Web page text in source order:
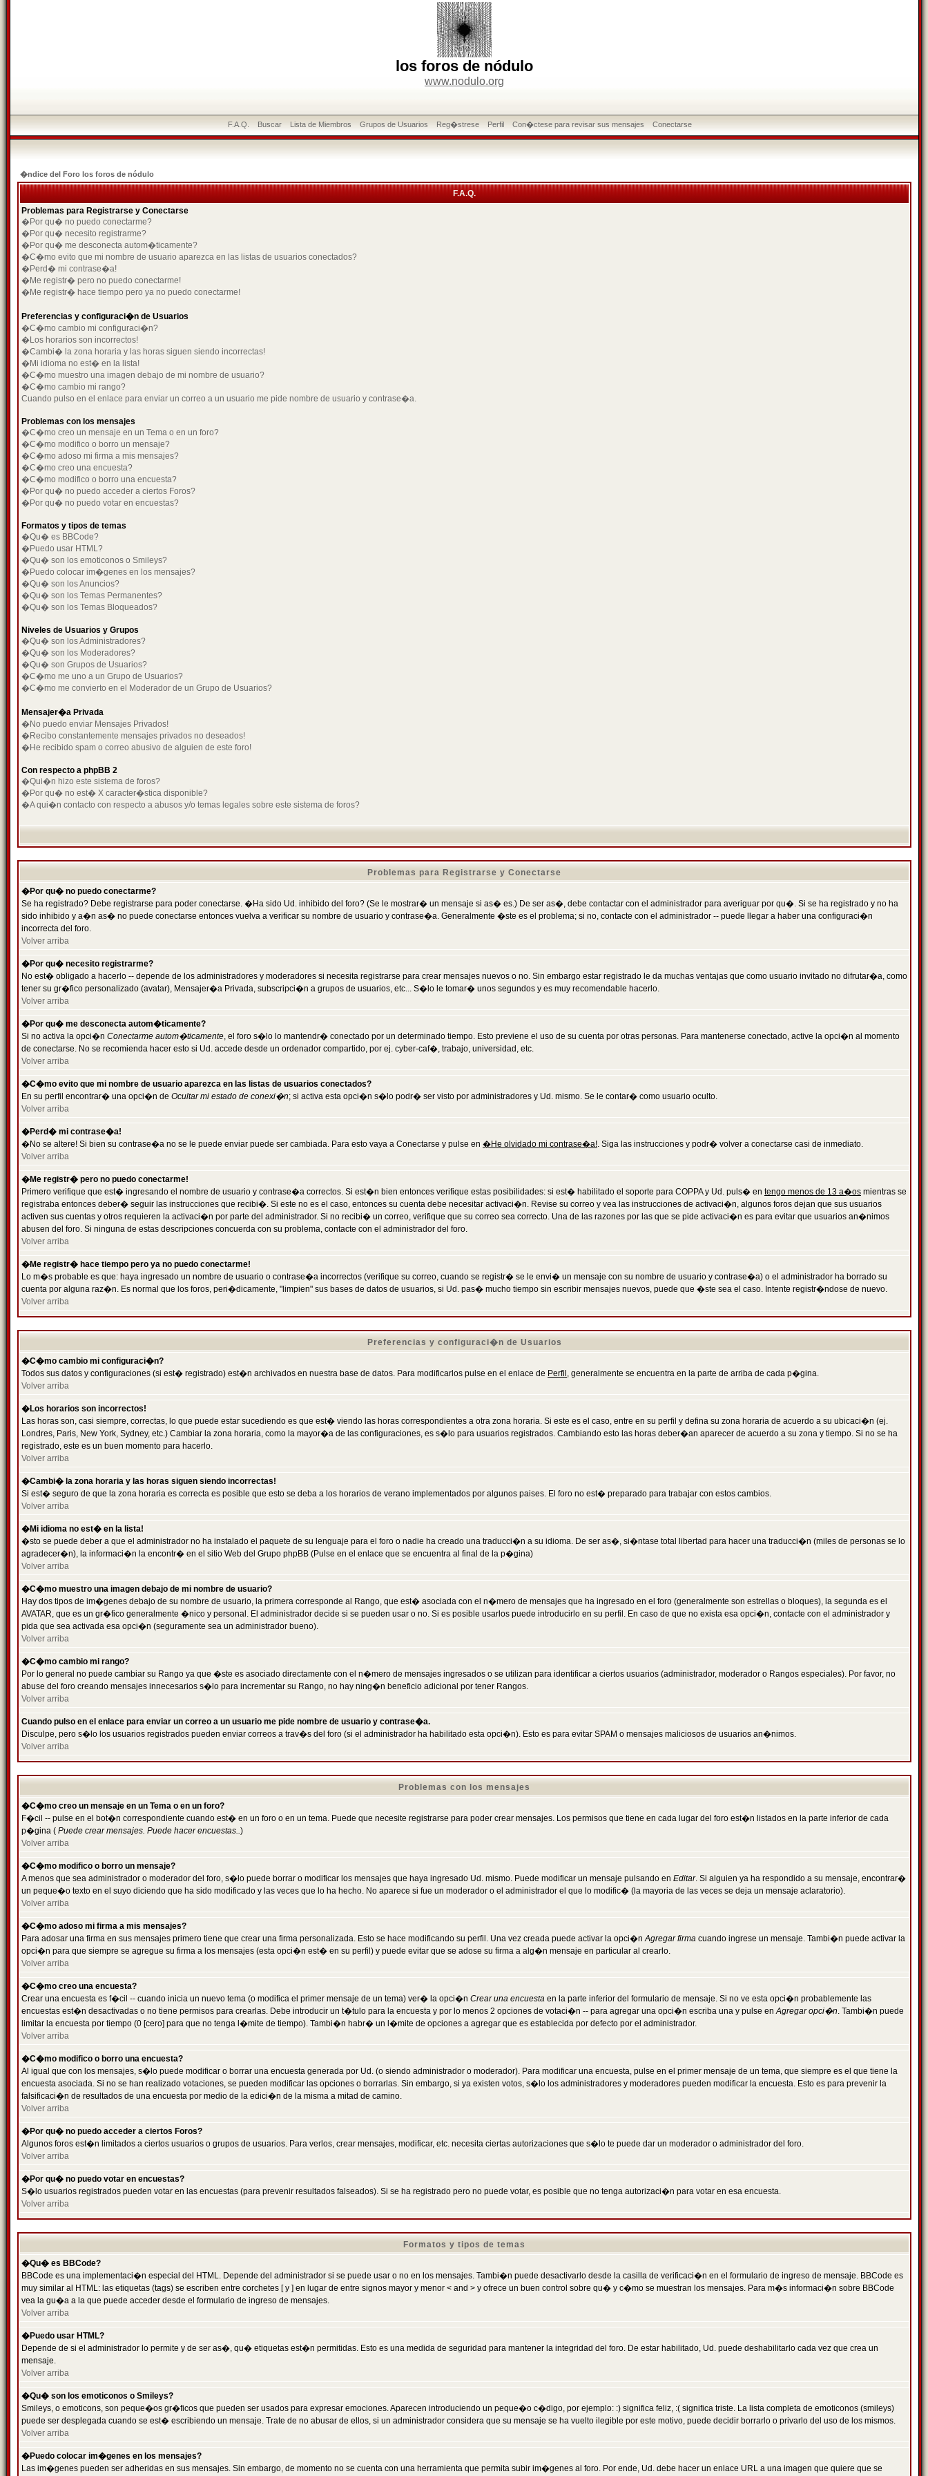
los foros de nódulo
www.nodulo.org
F.A.Q. Buscar Lista de Miembros Grupos de Usuarios Reg�strese Perfil Con�ctese para revisar sus mensajes Conectarse
�ndice del Foro los foros de nódulo
F.A.Q.
Problemas para Registrarse y Conectarse
�Por qu� no puedo conectarme?
�Por qu� necesito registrarme?
�Por qu� me desconecta autom�ticamente?
�C�mo evito que mi nombre de usuario aparezca en las listas de usuarios conectados?
�Perd� mi contrase�a!
�Me registr� pero no puedo conectarme!
�Me registr� hace tiempo pero ya no puedo conectarme!
Preferencias y configuraci�n de Usuarios
�C�mo cambio mi configuraci�n?
�Los horarios son incorrectos!
�Cambi� la zona horaria y las horas siguen siendo incorrectas!
�Mi idioma no est� en la lista!
�C�mo muestro una imagen debajo de mi nombre de usuario?
�C�mo cambio mi rango?
Cuando pulso en el enlace para enviar un correo a un usuario me pide nombre de usuario y contrase�a.
Problemas con los mensajes
�C�mo creo un mensaje en un Tema o en un foro?
�C�mo modifico o borro un mensaje?
�C�mo adoso mi firma a mis mensajes?
�C�mo creo una encuesta?
�C�mo modifico o borro una encuesta?
�Por qu� no puedo acceder a ciertos Foros?
�Por qu� no puedo votar en encuestas?
Formatos y tipos de temas
�Qu� es BBCode?
�Puedo usar HTML?
�Qu� son los emoticonos o Smileys?
�Puedo colocar im�genes en los mensajes?
�Qu� son los Anuncios?
�Qu� son los Temas Permanentes?
�Qu� son los Temas Bloqueados?
Niveles de Usuarios y Grupos
�Qu� son los Administradores?
�Qu� son los Moderadores?
�Qu� son Grupos de Usuarios?
�C�mo me uno a un Grupo de Usuarios?
�C�mo me convierto en el Moderador de un Grupo de Usuarios?
Mensajer�a Privada
�No puedo enviar Mensajes Privados!
�Recibo constantemente mensajes privados no deseados!
�He recibido spam o correo abusivo de alguien de este foro!
Con respecto a phpBB 2
�Qui�n hizo este sistema de foros?
�Por qu� no est� X caracter�stica disponible?
�A qui�n contacto con respecto a abusos y/o temas legales sobre este sistema de foros?
Problemas para Registrarse y Conectarse
�Por qu� no puedo conectarme?
Se ha registrado? Debe registrarse para poder conectarse. �Ha sido Ud. inhibido del foro? (Se le mostrar� un mensaje si as� es.) De ser as�, debe contactar con el administrador para averiguar por qu�. Si se ha registrado y no ha
sido inhibido y a�n as� no puede conectarse entonces vuelva a verificar su nombre de usuario y contrase�a. Generalmente �ste es el problema; si no, contacte con el administrador -- puede llegar a haber una configuraci�n
incorrecta del foro.
Volver arriba
�Por qu� necesito registrarme?
No est� obligado a hacerlo -- depende de los administradores y moderadores si necesita registrarse para crear mensajes nuevos o no. Sin embargo estar registrado le da muchas ventajas que como usuario invitado no difrutar�a, como
tener su gr�fico personalizado (avatar), Mensajer�a Privada, subscripci�n a grupos de usuarios, etc... S�lo le tomar� unos segundos y es muy recomendable hacerlo.
Volver arriba
�Por qu� me desconecta autom�ticamente?
Si no activa la opci�n Conectarme autom�ticamente, el foro s�lo lo mantendr� conectado por un determinado tiempo. Esto previene el uso de su cuenta por otras personas. Para mantenerse conectado, active la opci�n al momento
de conectarse. No se recomienda hacer esto si Ud. accede desde un ordenador compartido, por ej. cyber-caf�, trabajo, universidad, etc.
Volver arriba
�C�mo evito que mi nombre de usuario aparezca en las listas de usuarios conectados?
En su perfil encontrar� una opci�n de Ocultar mi estado de conexi�n; si activa esta opci�n s�lo podr� ser visto por administradores y Ud. mismo. Se le contar� como usuario oculto.
Volver arriba
�Perd� mi contrase�a!
�No se altere! Si bien su contrase�a no se le puede enviar puede ser cambiada. Para esto vaya a Conectarse y pulse en �He olvidado mi contrase�a!. Siga las instrucciones y podr� volver a conectarse casi de inmediato.
Volver arriba
�Me registr� pero no puedo conectarme!
Primero verifique que est� ingresando el nombre de usuario y contrase�a correctos. Si est�n bien entonces verifique estas posibilidades: si est� habilitado el soporte para COPPA y Ud. puls� en tengo menos de 13 a�os mientras se
registraba entonces deber� seguir las instrucciones que recibi�. Si este no es el caso, entonces su cuenta debe necesitar activaci�n. Revise su correo y vea las instrucciones de activaci�n, algunos foros dejan que sus usuarios
activen sus cuentas y otros requieren la activaci�n por parte del administrador. Si no recibi� un correo, verifique que su correo sea correcto. Una de las razones por las que se pide activaci�n es para evitar que usuarios an�nimos
abusen del foro. Si ninguna de estas descripciones concuerda con su problema, contacte con el administrador del foro.
Volver arriba
�Me registr� hace tiempo pero ya no puedo conectarme!
Lo m�s probable es que: haya ingresado un nombre de usuario o contrase�a incorrectos (verifique su correo, cuando se registr� se le envi� un mensaje con su nombre de usuario y contrase�a) o el administrador ha borrado su
cuenta por alguna raz�n. Es normal que los foros, peri�dicamente, "limpien" sus bases de datos de usuarios, si Ud. pas� mucho tiempo sin escribir mensajes nuevos, puede que �ste sea el caso. Intente registr�ndose de nuevo.
Volver arriba
Preferencias y configuraci�n de Usuarios
�C�mo cambio mi configuraci�n?
Todos sus datos y configuraciones (si est� registrado) est�n archivados en nuestra base de datos. Para modificarlos pulse en el enlace de Perfil , generalmente se encuentra en la parte de arriba de cada p�gina.
Volver arriba
�Los horarios son incorrectos!
Las horas son, casi siempre, correctas, lo que puede estar sucediendo es que est� viendo las horas correspondientes a otra zona horaria. Si este es el caso, entre en su perfil y defina su zona horaria de acuerdo a su ubicaci�n (ej.
Londres, Paris, New York, Sydney, etc.) Cambiar la zona horaria, como la mayor�a de las configuraciones, es s�lo para usuarios registrados. Cambiando esto las horas deber�an aparecer de acuerdo a su zona y tiempo. Si no se ha
registrado, este es un buen momento para hacerlo.
Volver arriba
�Cambi� la zona horaria y las horas siguen siendo incorrectas!
Si est� seguro de que la zona horaria es correcta es posible que esto se deba a los horarios de verano implementados por algunos paises. El foro no est� preparado para trabajar con estos cambios.
Volver arriba
�Mi idioma no est� en la lista!
�sto se puede deber a que el administrador no ha instalado el paquete de su lenguaje para el foro o nadie ha creado una traducci�n a su idioma. De ser as�, si�ntase total libertad para hacer una traducci�n (miles de personas se lo
agradecer�n), la informaci�n la encontr� en el sitio Web del Grupo phpBB (Pulse en el enlace que se encuentra al final de la p�gina)
Volver arriba
�C�mo muestro una imagen debajo de mi nombre de usuario?
Hay dos tipos de im�genes debajo de su nombre de usuario, la primera corresponde al Rango, que est� asociada con el n�mero de mensajes que ha ingresado en el foro (generalmente son estrellas o bloques), la segunda es el
AVATAR, que es un gr�fico generalmente �nico y personal. El administrador decide si se pueden usar o no. Si es posible usarlos puede introducirlo en su perfil. En caso de que no exista esa opci�n, contacte con el administrador y
pida que sea activada esa opci�n (seguramente sea un administrador bueno).
Volver arriba
�C�mo cambio mi rango?
Por lo general no puede cambiar su Rango ya que �ste es asociado directamente con el n�mero de mensajes ingresados o se utilizan para identificar a ciertos usuarios (administrador, moderador o Rangos especiales). Por favor, no
abuse del foro creando mensajes innecesarios s�lo para incrementar su Rango, no hay ning�n beneficio adicional por tener Rangos.
Volver arriba
Cuando pulso en el enlace para enviar un correo a un usuario me pide nombre de usuario y contrase�a.
Disculpe, pero s�lo los usuarios registrados pueden enviar correos a trav�s del foro (si el administrador ha habilitado esta opci�n). Esto es para evitar SPAM o mensajes maliciosos de usuarios an�nimos.
Volver arriba
Problemas con los mensajes
�C�mo creo un mensaje en un Tema o en un foro?
F�cil -- pulse en el bot�n correspondiente cuando est� en un foro o en un tema. Puede que necesite registrarse para poder crear mensajes. Los permisos que tiene en cada lugar del foro est�n listados en la parte inferior de cada
p�gina ( Puede crear mensajes. Puede hacer encuestas..)
Volver arriba
�C�mo modifico o borro un mensaje?
A menos que sea administrador o moderador del foro, s�lo puede borrar o modificar los mensajes que haya ingresado Ud. mismo. Puede modificar un mensaje pulsando en Editar. Si alguien ya ha respondido a su mensaje, encontrar�
un peque�o texto en el suyo diciendo que ha sido modificado y las veces que lo ha hecho. No aparece si fue un moderador o el administrador el que lo modific� (la mayoria de las veces se deja un mensaje aclaratorio).
Volver arriba
�C�mo adoso mi firma a mis mensajes?
Para adosar una firma en sus mensajes primero tiene que crear una firma personalizada. Esto se hace modificando su perfil. Una vez creada puede activar la opci�nAgregar firma cuando ingrese un mensaje. Tambi�n puede activar la
opci�n para que siempre se agregue su firma a los mensajes (esta opci�n est� en su perfil) y puede evitar que se adose su firma a alg�n mensaje en particular al crearlo.
Volver arriba
�C�mo creo una encuesta?
Crear una encuesta es f�cil -- cuando inicia un nuevo tema (o modifica el primer mensaje de un tema) ver� la opci�n Crear una encuesta en la parte inferior del formulario de mensaje. Si no ve esta opci�n probablemente las
encuestas est�n desactivadas o no tiene permisos para crearlas. Debe introducir un t�tulo para la encuesta y por lo menos 2 opciones de votaci�n -- para agregar una opci�n escriba una y pulse enAgregar opci�n. Tambi�n puede
limitar la encuesta por tiempo (0 [cero] para que no tenga l�mite de tiempo). Tambi�n habr� un l�mite de opciones a agregar que es establecida por defecto por el administrador.
Volver arriba
�C�mo modifico o borro una encuesta?
Al igual que con los mensajes, s�lo puede modificar o borrar una encuesta generada por Ud. (o siendo administrador o moderador). Para modificar una encuesta, pulse en el primer mensaje de un tema, que siempre es el que tiene la
encuesta asociada. Si no se han realizado votaciones, se pueden modificar las opciones o borrarlas. Sin embargo, si ya existen votos, s�lo los administradores y moderadores pueden modificar la encuesta. Esto es para prevenir la
falsificaci�n de resultados de una encuesta por medio de la edici�n de la misma a mitad de camino.
Volver arriba
�Por qu� no puedo acceder a ciertos Foros?
Algunos foros est�n limitados a ciertos usuarios o grupos de usuarios. Para verlos, crear mensajes, modificar, etc. necesita ciertas autorizaciones que s�lo te puede dar un moderador o administrador del foro.
Volver arriba
�Por qu� no puedo votar en encuestas?
S�lo usuarios registrados pueden votar en las encuestas (para prevenir resultados falseados). Si se ha registrado pero no puede votar, es posible que no tenga autorizaci�n para votar en esa encuesta.
Volver arriba
Formatos y tipos de temas
�Qu� es BBCode?
BBCode es una implementaci�n especial del HTML. Depende del administrador si se puede usar o no en los mensajes. Tambi�n puede desactivarlo desde la casilla de verificaci�n en el formulario de ingreso de mensaje. BBCode es
muy similar al HTML: las etiquetas (tags) se escriben entre corchetes [ y ] en lugar de entre signos mayor y menor < and > y ofrece un buen control sobre qu� y c�mo se muestran los mensajes. Para m�s informaci�n sobre BBCode
vea la gu�a a la que puede acceder desde el formulario de ingreso de mensajes.
Volver arriba
�Puedo usar HTML?
Depende de si el administrador lo permite y de ser as�, qu� etiquetas est�n permitidas. Esto es una medida de seguridad para mantener la integridad del foro. De estar habilitado, Ud. puede deshabilitarlo cada vez que crea un
mensaje.
Volver arriba
�Qu� son los emoticonos o Smileys?
Smileys, o emoticons, son peque�os gr�ficos que pueden ser usados para expresar emociones. Aparecen introduciendo un peque�o c�digo, por ejemplo: :) significa feliz, :( significa triste. La lista completa de emoticonos (smileys)
puede ser desplegada cuando se est� escribiendo un mensaje. Trate de no abusar de ellos, si un administrador considera que su mensaje se ha vuelto ilegible por este motivo, puede decidir borrarlo o privarlo del uso de los mismos.
Volver arriba
�Puedo colocar im�genes en los mensajes?
Las im�genes pueden ser adheridas en sus mensajes. Sin embargo, de momento no se cuenta con una herramienta que permita subir im�genes al foro. Por ende, Ud. debe hacer un enlace URL a una imagen que quiere que se